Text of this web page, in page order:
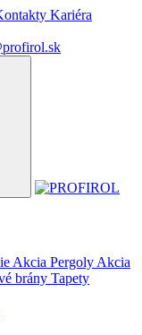
Kariéra
Akcia Pergoly Akcia
brány Tapety